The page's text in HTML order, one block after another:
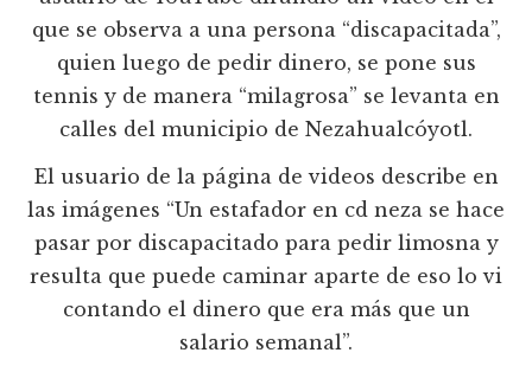
que se observa a una persona “discapacitada”,
quien luego de pedir dinero, se pone sus
tennis y de manera “milagrosa” se levanta en
calles del municipio de Nezahualcóyotl.
El usuario de la página de videos describe en
las imágenes “Un estafador en cd neza se hace
pasar por discapacitado para pedir limosna y
resulta que puede caminar aparte de eso lo vi
contando el dinero que era más que un
salario semanal”.